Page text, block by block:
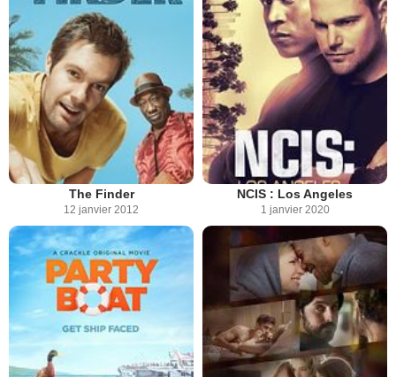
The Finder
12 janvier 2012
NCIS : Los Angeles
1 janvier 2020